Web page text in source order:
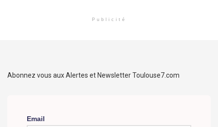
Publicité
Abonnez vous aux Alertes et Newsletter Toulouse7.com
Email